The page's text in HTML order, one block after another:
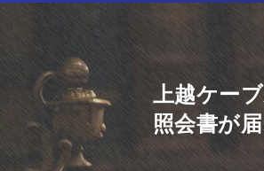
上越ケー
照会書が